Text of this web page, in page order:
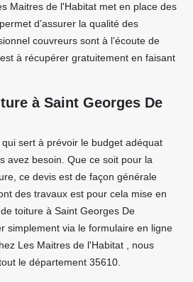
Maitres de l'Habitat met en place des
d’assurer la qualité des
couvreurs sont à l’écoute de
à récupérer gratuitement en faisant
à Saint Georges De
sert à prévoir le budget adéquat
avez besoin. Que ce soit pour la
ce devis est de façon générale
des travaux est pour cela mise en
toiture à Saint Georges De
simplement via le formulaire en ligne
Les Maitres de l'Habitat , nous
le département 35610.